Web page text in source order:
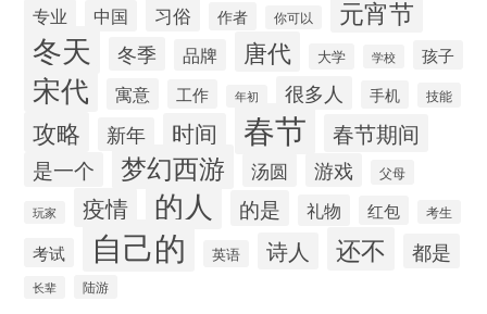
专业 中国 习俗 作者 你可以 元宵节
冬天 冬季 品牌 唐代 大学 学校 孩子
宋代 寓意 工作 年初 很多人 手机 技能
攻略 新年 时间 春节 春节期间
是一个 梦幻西游 汤圆 游戏 父母
玩家 疫情 的人 的是 礼物 红包 考生
考试 自己的 英语 诗人 还不 都是
长辈 陆游